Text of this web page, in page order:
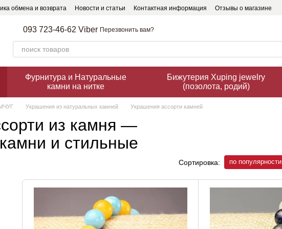
обмена и возврата Новости и статьи Контактная информация Отзывы о магазине
093 723-46-62 Viber Перезвонить вам?
Фурнитура и Натуральные
камни на нитке
Бижутерия Xuping jewelry
(позолота, родий)
Украшения из натуральных камней Украшения ассорти камней
из камня —
и стильные
Сортировка: по популярности